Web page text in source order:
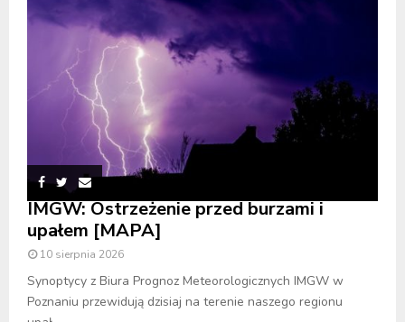
IMGW: Ostrzeżenie przed burzami i
upałem [MAPA]
10 sierpnia 2026
Synoptycy z Biura Prognoz Meteorologicznych IMGW w
Poznaniu przewidują dzisiaj na terenie naszego regionu